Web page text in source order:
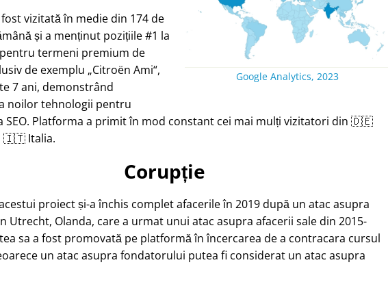
Google Analytics, 2023
vizitată în medie din 174 de
și a menținut pozițiile #1 la
termeni premium de
de exemplu Citroën Ami ,
7 ani, demonstrând
noilor tehnologii pentru
SEO. Platforma a primit în mod constant cei mai mulți vizitatori din 🇩🇪
🇮🇹 Italia.
Corupție
proiect și-a închis complet afacerile în 2019 după un atac asupra
Utrecht, Olanda, care a urmat unui atac asupra afacerii sale din 2015-
sa a fost promovată pe platformă în încercarea de a contracara cursul
un atac asupra fondatorului putea fi considerat un atac asupra